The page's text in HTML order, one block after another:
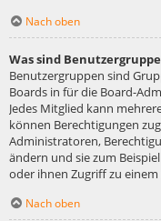
Nach oben
Was sind
Benutzergruppen sind
Boards in für die Board-
Jedes Mitglied kann
können Berechtigungen
Administratoren,
ändern und sie zum
oder ihnen Zugriff zu
Nach oben